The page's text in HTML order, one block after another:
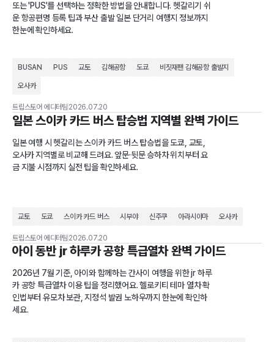
또는 'PUS'를 선택하는 정확한 방법을 안내합니다. 헷갈리기 쉬
운 항공편명 등록 팁과 부산 출발 일본 단거리 여행지 정보까지
한눈에 확인하세요.
BUSAN PUS 교토 김해공항 도쿄 비짓재팬 김해공항 출발지
오사카
트립스토어 에디터팀 2026.07.20
일본 스이카 카드 버스 탑승법 지역별 완벽 가이드
일본 여행 시 헷갈리는 스이카 카드 버스 탑승법을 도쿄, 교토,
오사카 지역별로 비교해 드려요. 앞문·뒷문 승하차 위치부터 요
금 지불 시점까지 실전 팁을 확인하세요.
교토 도쿄 스이카 카드 버스 시부야 신주쿠 아라시야마 오사카
트립스토어 에디터팀 2026.07.20
아이 동반 jr 하루카 공항 특급열차 완벽 가이드
2026년 7월 기준, 아이와 함께하는 간사이 여행을 위한 jr 하루
카 공항 특급열차 이용 팁을 정리했어요. 헬로키티 테마 열차 확
인법부터 유모차 보관, 지정석 발권 노하우까지 한눈에 확인하
세요.